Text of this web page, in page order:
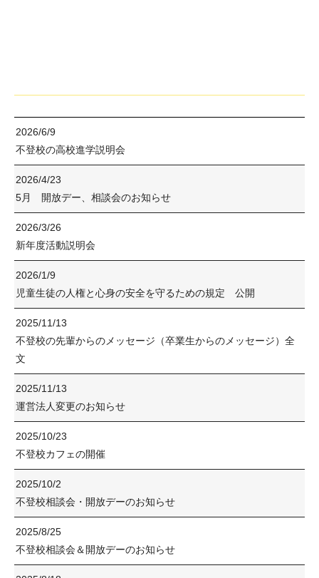
2026/6/9
不登校の高校進学説明会
2026/4/23
5月 開放デー、相談会のお知らせ
2026/3/26
新年度活動説明会
2026/1/9
児童生徒の人権と心身の安全を守るための規定 公開
2025/11/13
不登校の先輩からのメッセージ（卒業生からのメッセージ）全
文
2025/11/13
運営法人変更のお知らせ
2025/10/23
不登校カフェの開催
2025/10/2
不登校相談会・開放デーのお知らせ
2025/8/25
不登校相談会＆開放デーのお知らせ